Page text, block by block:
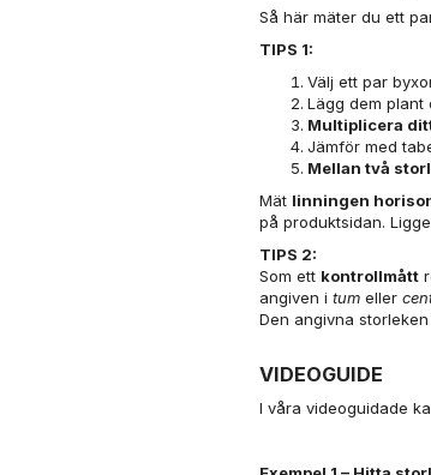
Så här mäter du ett
TIPS 1:
Välj ett par
Lägg dem plant
Multiplicera
Jämför med
Mellan två
Mät linningen
på produktsidan.
TIPS 2:
Som ett kontrollmått
angiven i tumeller
Den angivna
VIDEO­GUIDE
I våra videoguidade